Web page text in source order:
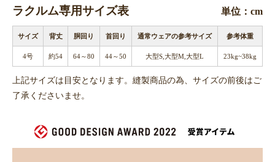
ラクルム専用サイズ表 単位：cm
サイズ 背丈 胴回り 首回り 通常ウェアの参考サイズ 参考体重
4号 約54 64～80 44～50 大型S,大型M,大型L 23kg~38kg
上記サイズは目安となります。縫製商品の為、サイズの前後はご
了承くださいませ。